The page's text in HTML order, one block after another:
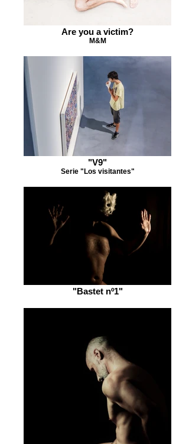
Are you a victim?
M&M
"V9"
Serie "Los visitantes"
"Bastet nº1"